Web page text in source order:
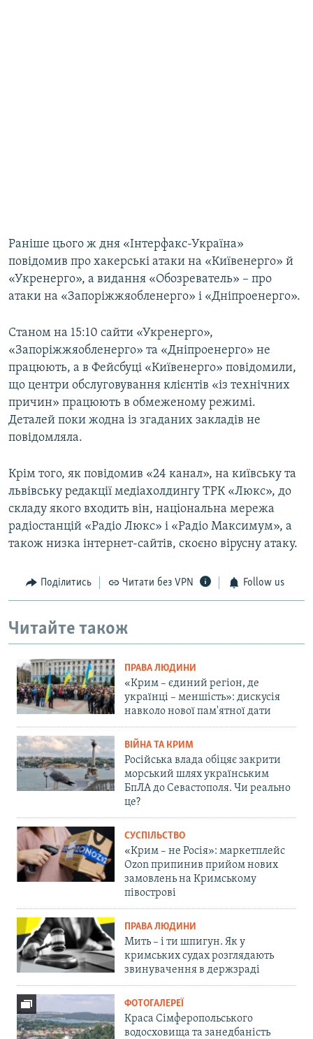
Раніше цього ж дня «Інтерфакс-Україна»
повідомив про хакерські атаки на «Київенерго» й
«Укренерго», а видання «Обозреватель» – про
атаки на «Запоріжжяобленерго» і «Дніпроенерго».
Станом на 15:10 сайти «Укренерго»,
«Запоріжжяобленерго» та «Дніпроенерго» не
працюють, а в Фейсбуці «Київенерго» повідомили,
що центри обслуговування клієнтів «із технічних
причин» працюють в обмеженому режимі.
Деталей поки жодна із згаданих закладів не
повідомляла.
Крім того, як повідомив «24 канал», на київську та
львівську редакції медіахолдингу ТРК «Люкс», до
складу якого входить він, національна мережа
радіостанцій «Радіо Люкс» і «Радіо Максимум», а
також низка інтернет-сайтів, скоєно вірусну атаку.
Поділитись Читати без VPN Follow us
Читайте також
ПРАВА ЛЮДИНИ
«Крим – єдиний регіон, де
українці – меншість»: дискусія
навколо нової пам'ятної дати
ВІЙНА ТА КРИМ
Російська влада обіцяє закрити
морський шлях українським
БпЛА до Севастополя. Чи реально
це?
СУСПІЛЬСТВО
«Крим – не Росія»: маркетплейс
Ozon припинив прийом нових
замовлень на Кримському
півострові
ПРАВА ЛЮДИНИ
Мить – і ти шпигун. Як у
кримських судах розглядають
звинувачення в держзраді
ФОТОГАЛЕРЕЇ
Краса Сімферопольського
водосховища та занедбаність